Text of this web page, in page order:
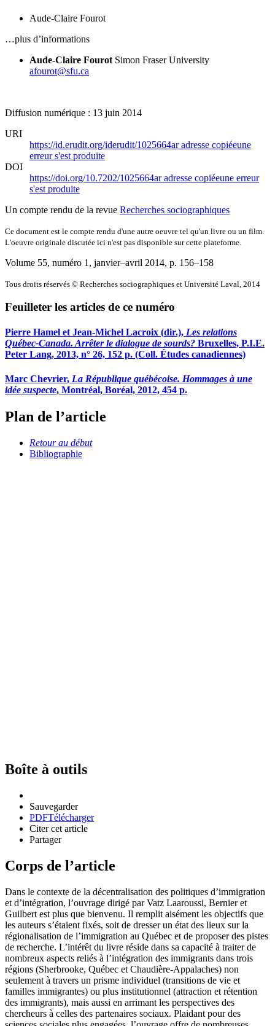
Aude-Claire Fourot
…plus d’informations
Aude-Claire Fourot Simon Fraser University
afourot@sfu.ca
Diffusion numérique : 13 juin 2014
URI
https://id.erudit.org/iderudit/1025664aradresse copiéeune
erreur s'est produite
DOI
https://doi.org/10.7202/1025664aradresse copiéeune erreur
s'est produite
Un compte rendu de la revue Recherches sociographiques
Ce document est le compte rendu d'une autre oeuvre tel qu'un livre ou un film.
L'oeuvre originale discutée ici n'est pas disponible sur cette plateforme.
Volume 55, numéro 1, janvier–avril 2014, p. 156–158
Tous droits réservés © Recherches sociographiques et Université Laval, 2014
Feuilleter les articles de ce numéro
Pierre Hamel et Jean-Michel Lacroix (dir.), Les relations
Québec-Canada. Arrêter le dialogue de sourds? Bruxelles, P.I.E.
Peter Lang, 2013, n° 26, 152 p. (Coll. Études canadiennes)
Marc Chevrier, La République québécoise. Hommages à une
idée suspecte, Montréal, Boréal, 2012, 454 p.
Plan de l’article
Retour au début
Bibliographie
Boîte à outils
Sauvegarder
PDFTélécharger
Citer cet article
Partager
Corps de l’article
Dans le contexte de la décentralisation des politiques d’immigration
et d’intégration, l’ouvrage dirigé par Vatz Laaroussi, Bernier et
Guilbert est plus que bienvenu. Il remplit aisément les objectifs que
les auteurs s’étaient fixés, soit de dresser un état des lieux sur la
régionalisation de l’immigration au Québec et de proposer des pistes
de recherche. L’intérêt du livre réside dans sa capacité à traiter de
nombreux aspects reliés à l’intégration des immigrants dans trois
régions (Sherbrooke, Québec et Chaudière-Appalaches) non
seulement à travers un prisme individuel (transitions de vie et
familles immigrantes) ou plus institutionnel (attraction et rétention
des immigrants), mais aussi en arrimant les perspectives des
chercheurs à celles des partenaires sociaux. Plaidant pour des